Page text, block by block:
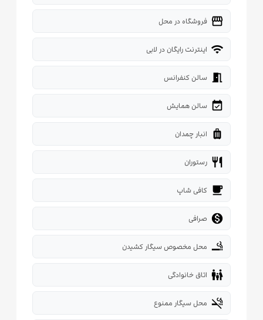
storefront فروشگاه در محل
wifi اینترنت رایگان در لابی
meeting_room سالن کنفرانس
event_available سالن همایش
luggage انبار چمدان
restaurant رستوران
local_cafe کافی شاپ
 صرافی
smoking_rooms محل مخصوص سیگار کشیدن
family_restroom اتاق خانوادگی
smoke_free محل سیگار ممنوع